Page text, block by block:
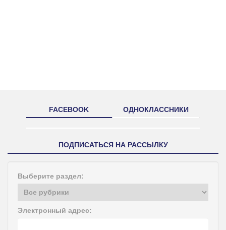
FACEBOOK ОДНОКЛАССНИКИ
ПОДПИСАТЬСЯ НА РАССЫЛКУ
Выберите раздел:
Электронный адрес: